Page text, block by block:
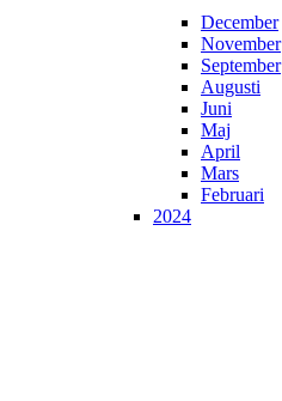
December
November
September
Augusti
Juni
Maj
April
Mars
Februari
2024